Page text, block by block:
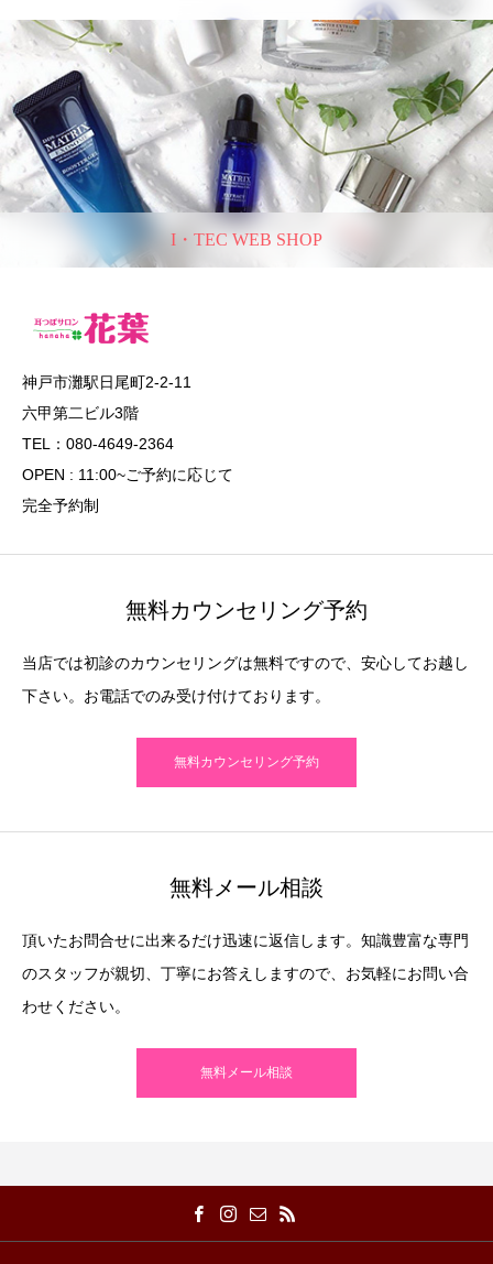
I・TEC WEB SHOP
神戸市灘駅日尾町2-2-11
六甲第二ビル3階
TEL：080-4649-2364
OPEN : 11:00~ご予約に応じて
完全予約制
無料カウンセリング予約
当店では初診のカウンセリングは無料ですので、安心してお越し
下さい。お電話でのみ受け付けております。
無料カウンセリング予約
無料メール相談
頂いたお問合せに出来るだけ迅速に返信します。知識豊富な専門
のスタッフが親切、丁寧にお答えしますので、お気軽にお問い合
わせください。
無料メール相談